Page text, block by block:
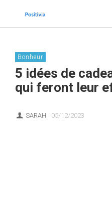
Bonheur
5 idées de
qui feront leur
SARAH 05/12/2023